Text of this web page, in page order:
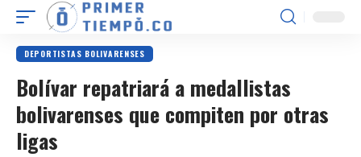
DEPORTISTAS BOLIVARENSES
Bolívar repatriará a medallistas
bolivarenses que compiten por otras
ligas